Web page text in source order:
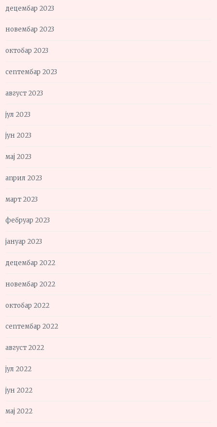
децембар 2023
новембар 2023
октобар 2023
септембар 2023
август 2023
јул 2023
јун 2023
мај 2023
април 2023
март 2023
фебруар 2023
јануар 2023
децембар 2022
новембар 2022
октобар 2022
септембар 2022
август 2022
јул 2022
јун 2022
мај 2022